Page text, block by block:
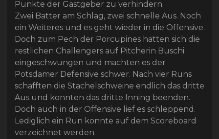
Punkte der Gastgeber zu verhindern.
Zwei Batter am Schlag, zwei schnelle Aus. Noch
ein Weiteres und es geht wieder in die Offensive.
Doch zum Pech der Porcupines hatten sich die
restlichen Challengers auf Pitcherin Buschi
eingeschwungen und machten es der
Potsdamer Defensive schwer. Nach vier Runs
schafften die Stachelschweine endlich das dritte
Aus und konnten das dritte Inning beenden.
Doch auch in der Offensive lief es schleppend.
Lediglich ein Run konnte auf dem Scoreboard
verzeichnet werden.